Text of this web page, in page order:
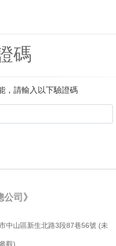
碼
，請輸入以下驗證碼
公司》
中⼭區新⽣北路3段87巷56號 (未
觀)